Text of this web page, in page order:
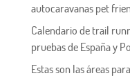
autocaravanas pet
Calendario de trail
pruebas de España y
Estas son las áreas